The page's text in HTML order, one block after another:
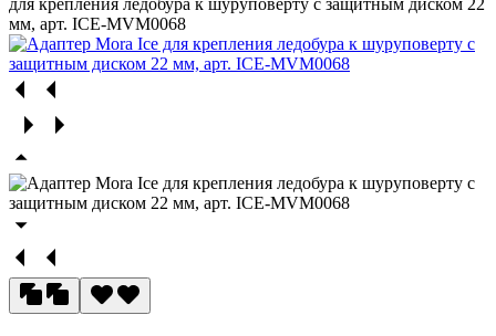
для крепления ледобура к шуруповерту с защитным диском 22
мм, арт. ICE-MVM0068